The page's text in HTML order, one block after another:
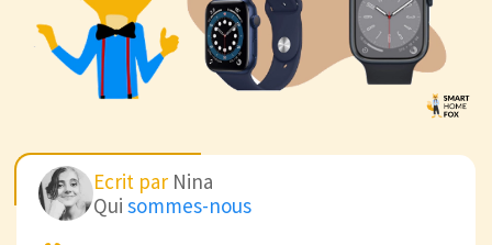
Ecrit par Nina
Qui sommes-nous